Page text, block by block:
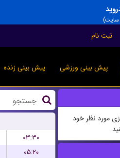
سایت)
ثبت نام
پیش بینی ورزشی پیش بینی زنده
مورد نظر خود
۰۳:۳۰
۰۵:۲۰